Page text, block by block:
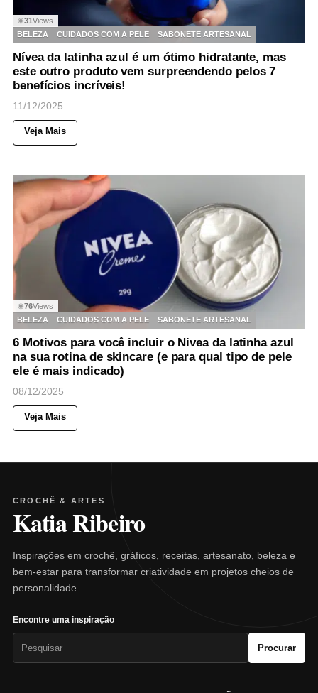
◉31Views
BELEZA
CUIDADOS COM A PELE SABONETE ARTESANAL
Nívea da latinha azul é um ótimo hidratante, mas
este outro produto vem surpreendendo pelos 7
benefícios incríveis!
11/12/2025
Veja Mais
◉76Views
BELEZA
CUIDADOS COM A PELE SABONETE ARTESANAL
6 Motivos para você incluir o Nivea da latinha azul
na sua rotina de skincare (e para qual tipo de pele
ele é mais indicado)
08/12/2025
Veja Mais
CROCHÊ & ARTES
Katia Ribeiro
Inspirações em crochê, gráficos, receitas, artesanato, beleza e
bem-estar para transformar criatividade em projetos cheios de
personalidade.
Encontre uma inspiração
Procurar